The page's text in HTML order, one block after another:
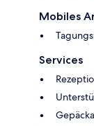
Mobiles
Services